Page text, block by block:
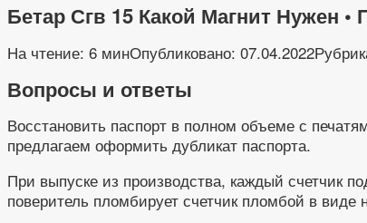
Бетар Сгв 15 Какой Магнит Нужен •
На чтение: 6 минОпубликовано: 07.04.2022
Вопросы и ответы
Восстановить паспорт в полном объеме с
предлагаем оформить дубликат паспорта.
При выпуске из производства, каждый счетчик
поверитель пломбирует счетчик пломбой в виде